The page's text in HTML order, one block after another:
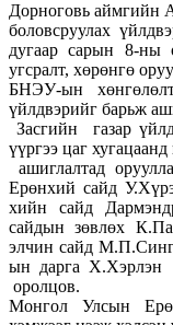
Дорноговь аймгийн
боловсруулах
дугаар сарын 8-ны
угсралт, хөрөнгө
БНЭУ-ын
үйлдвэрийг барьж
Засгийн газар
үүргээ цаг
ашиглалтад
Ерөнхий сайд
хийн сайд
сайдын зөвлөх
элчин сайд
ын дарга
оролцов.
Монгол Улсын